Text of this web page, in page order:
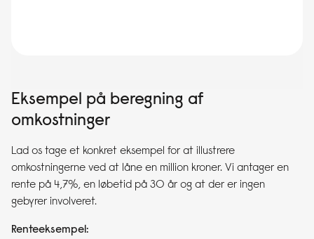
Eksempel på beregning af
omkostninger
Lad os tage et konkret eksempel for at illustrere
omkostningerne ved at låne en million kroner. Vi antager en
rente på 4,7%, en løbetid på 30 år og at der er ingen
gebyrer involveret.
Renteeksempel: